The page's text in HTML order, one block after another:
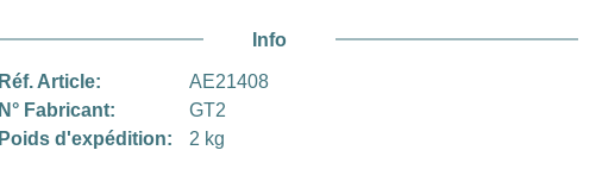
Info
Réf. Article:
AE21408
N° Fabricant:
GT2
Poids d'expédition:
2 kg